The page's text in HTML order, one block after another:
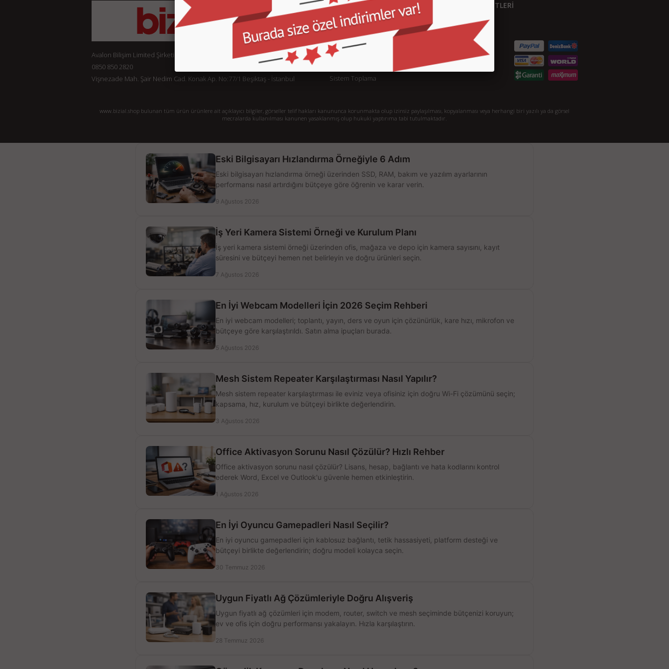
Avalon Bilişim Limited Şirketi
0850 850 2820
Vişnezade Mah. Şair Nedim Cad. Konak Ap. No:77/1 Beşiktaş - İstanbul
KURUMSAL
İletişim
Sipariş Takibi
Gizlilik ve Kullanım Şartları
Kargo ve Taşıma Bilgileri
Sistem Toplama
MÜŞTERİ HİZMETLERİ
S.S.S.
Detaylı Arama
www.bizial.shop bulunan tüm ürün ürünlere ait açıklayıcı bilgiler, görseller telif hakları kanununca korunmakta olup izinsiz paylaşılması, kopyalanması veya herhangi biri yazılı ya da görsel
mecralarda kullanılması kanunen yasaklanmış olup hukuki yaptırıma tabi tutulmaktadır.
Eski Bilgisayarı Hızlandırma Örneğiyle 6 Adım
Eski bilgisayarı hızlandırma örneği üzerinden SSD, RAM, bakım ve yazılım ayarlarının
performansı nasıl artırdığını bütçeye göre öğrenin ve karar verin.
9 Ağustos 2026
İş Yeri Kamera Sistemi Örneği ve Kurulum Planı
İş yeri kamera sistemi örneği üzerinden ofis, mağaza ve depo için kamera sayısını, kayıt
süresini ve bütçeyi hemen net belirleyin ve doğru ürünleri seçin.
7 Ağustos 2026
En İyi Webcam Modelleri İçin 2026 Seçim Rehberi
En iyi webcam modelleri; toplantı, yayın, ders ve oyun için çözünürlük, kare hızı, mikrofon ve
bütçeye göre karşılaştırıldı. Satın alma ipuçları burada.
5 Ağustos 2026
Mesh Sistem Repeater Karşılaştırması Nasıl Yapılır?
Mesh sistem repeater karşılaştırması ile eviniz veya ofisiniz için doğru Wi-Fi çözümünü seçin;
kapsama, hız, kurulum ve bütçeyi birlikte değerlendirin.
3 Ağustos 2026
Office Aktivasyon Sorunu Nasıl Çözülür? Hızlı Rehber
Office aktivasyon sorunu nasıl çözülür? Lisans, hesap, bağlantı ve hata kodlarını kontrol
ederek Word, Excel ve Outlook'u güvenle hemen etkinleştirin.
1 Ağustos 2026
En İyi Oyuncu Gamepadleri Nasıl Seçilir?
En iyi oyuncu gamepadleri için kablosuz bağlantı, tetik hassasiyeti, platform desteği ve
bütçeyi birlikte değerlendirin; doğru modeli kolayca seçin.
30 Temmuz 2026
Uygun Fiyatlı Ağ Çözümleriyle Doğru Alışveriş
Uygun fiyatlı ağ çözümleri için modem, router, switch ve mesh seçiminde bütçenizi koruyun;
ev ve ofis için doğru performansı yakalayın. Hızla karşılaştırın.
28 Temmuz 2026